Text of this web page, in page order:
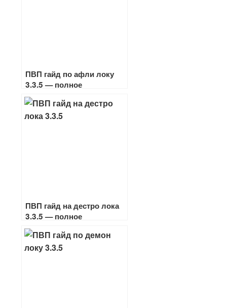
ПВП гайд по афли локу
3.3.5 — полное
руководство на
чернокнижника
ПВП гайд на дестро лока
3.3.5 — полное
руководство на
чернокнижника